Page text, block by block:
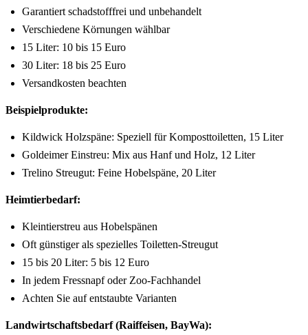
Garantiert schadstofffrei und unbehandelt
Verschiedene Körnungen wählbar
15 Liter: 10 bis 15 Euro
30 Liter: 18 bis 25 Euro
Versandkosten beachten
Beispielprodukte:
Kildwick Holzspäne: Speziell für Komposttoiletten, 15 Liter
Goldeimer Einstreu: Mix aus Hanf und Holz, 12 Liter
Trelino Streugut: Feine Hobelspäne, 20 Liter
Heimtierbedarf:
Kleintierstreu aus Hobelspänen
Oft günstiger als spezielles Toiletten-Streugut
15 bis 20 Liter: 5 bis 12 Euro
In jedem Fressnapf oder Zoo-Fachhandel
Achten Sie auf entstaubte Varianten
Landwirtschaftsbedarf (Raiffeisen, BayWa):